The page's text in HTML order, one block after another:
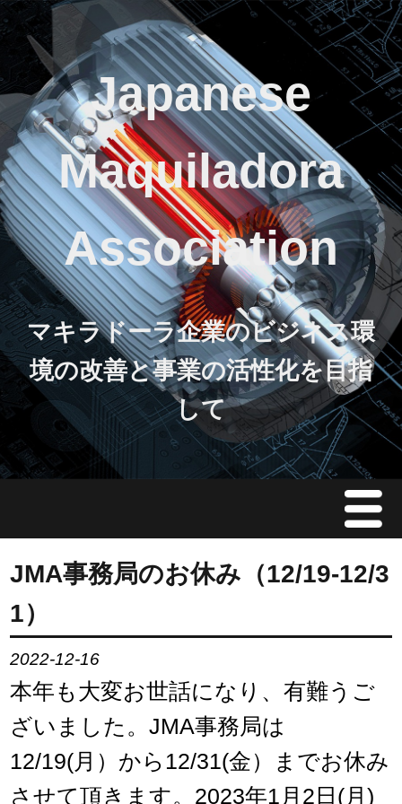
Japanese
Maquiladora
Association
マキラドーラ企業のビジネス環
境の改善と事業の活性化を目指
して
Menu
JMAについて
イベント案内
ご入会案内
会員限定情報
JMA事務局のお休み（12/19-12/3
1）
2022-12-16
本年も大変お世話になり、有難うご
ざいました。JMA事務局は
12/19(月）から12/31(金）までお休み
させて頂きます。2023年1月2日(月)